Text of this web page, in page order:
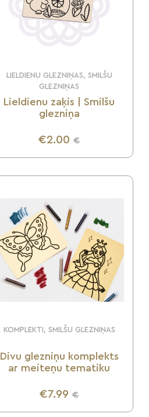
LIELDIENU GLEZNIŅAS, SMILŠU
GLEZNIŅAS
Lieldienu zaķis | Smilšu
glezniņa
€2.00 €
UZZINI VAIRĀK
KOMPLEKTI, SMILŠU GLEZNIŅAS
Divu glezniņu komplekts
ar meiteņu tematiku
€7.99 €
UZZINI VAIRĀK